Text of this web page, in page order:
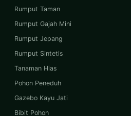
Rumput Taman
Rumput Gajah Mini
Rumput Jepang
Rumput Sintetis
Tanaman Hias
Pohon Peneduh
Gazebo Kayu Jati
Bibit Pohon